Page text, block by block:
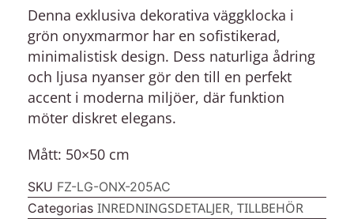
Denna exklusiva dekorativa väggklocka i
grön onyxmarmor har en sofistikerad,
minimalistisk design. Dess naturliga ådring
och ljusa nyanser gör den till en perfekt
accent i moderna miljöer, där funktion
möter diskret elegans.
Mått: 50×50 cm
SKU FZ-LG-ONX-205AC
Categorias INREDNINGSDETALJER, TILLBEHÖR